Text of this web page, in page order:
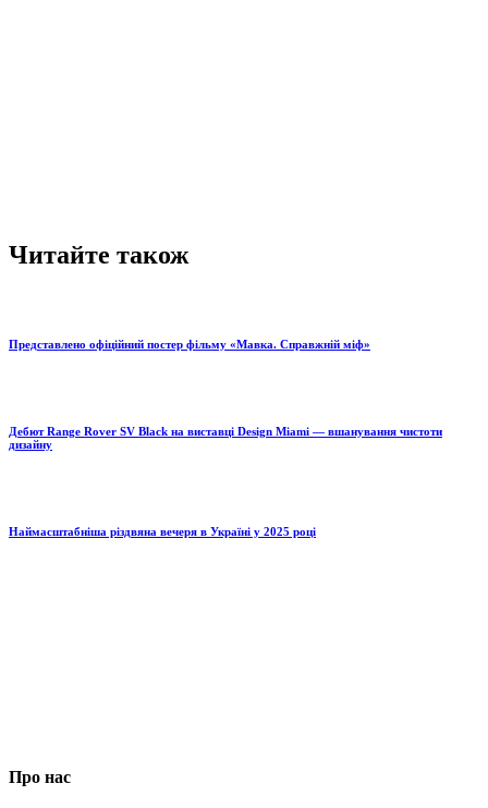
Читайте також
Представлено офіційний постер фільму «Мавка. Справжній міф»
Дебют Range Rover SV Black на виставці Design Miami — вшанування чистоти
дизайну
Наймасштабніша різдвяна вечеря в Україні у 2025 році
Про нас